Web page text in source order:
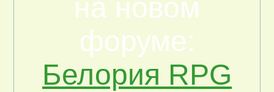
на новом
форуме:
Белория RPG